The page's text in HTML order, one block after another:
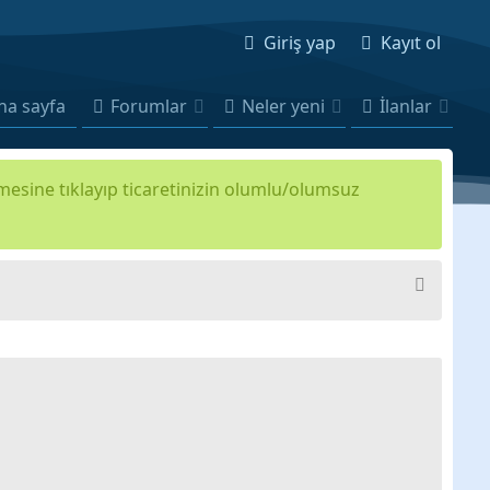
Giriş yap Kayıt ol
sayfa Forumlar Neler yeni İlanlar
tıklayıp ticaretinizin olumlu/olumsuz